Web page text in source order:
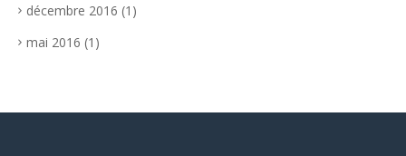
décembre 2016 (1)
mai 2016 (1)